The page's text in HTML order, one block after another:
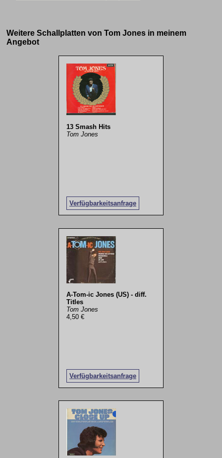
Weitere Schallplatten von Tom Jones in meinem
Angebot
13 Smash Hits
Tom Jones
Verfügbarkeitsanfrage
A-Tom-ic Jones (US) - diff.
Titles
Tom Jones
4,50 €
Verfügbarkeitsanfrage